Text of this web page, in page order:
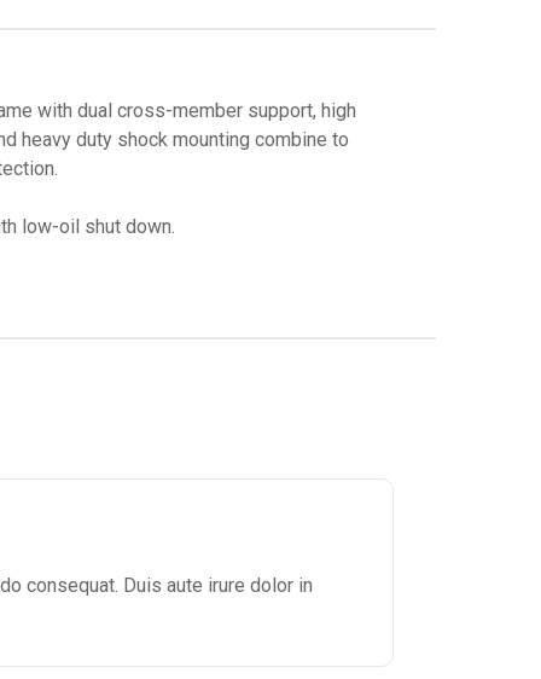
with dual cross-member support, high
heavy duty shock mounting combine to
low-oil shut down.
5
consequat. Duis aute irure dolor in